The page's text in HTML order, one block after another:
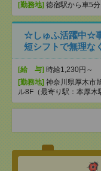
[勤務地] 徳宿駅から車5分
☆しゅふ活躍中☆
短シフトで無理な
[給 与] 時給1,230円～
[勤務地] 神奈川県厚木市
ル8F（最寄り駅：本厚木